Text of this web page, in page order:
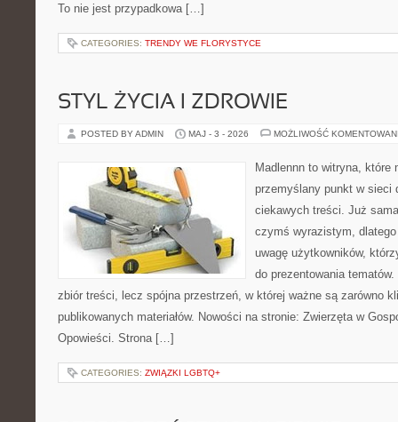
To nie jest przypadkowa […]
CATEGORIES: TRENDY WE FLORYSTYCE
STYL ŻYCIA I ZDROWIE
POSTED BY ADMIN MAJ - 3 - 2026 MOŻLIWOŚĆ
Madlennn to witryna, które
przemyślany punkt w sieci
ciekawych treści. Już
czymś wyrazistym,
uwagę użytkowników,
do prezentowania
zbiór treści, lecz spójna przestrzeń, w której ważne są zarówno
publikowanych materiałów. Nowości na stronie: Zwierzęta w
Opowieści. Strona […]
CATEGORIES: ZWIĄZKI LGBTQ+